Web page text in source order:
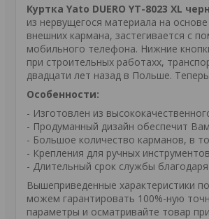
Куртка Yato DUERO YT-8023 XL
из нервущегося материала на
внешних кармана, застегивается с
мобильного телефона. Нижние
при строительных работахх,
двадцати лет назад в Польше.
Особенности:
- Изготовлен из
- Продуманный дизайн обеспечит
- Большое количество карманов, в
- Крепления для ручных
- Длительный срок службы
Вышеприведенные характеристики
можем гарантировать 100%-ную
параметры и осматривайте товар